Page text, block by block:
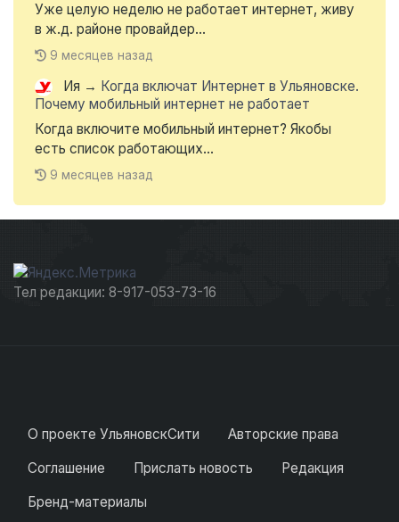
Уже целую неделю не работает интернет, живу
в ж.д. районе провайдер...
9 месяцев назад
Ия → Когда включат Интернет в Ульяновске.
Почему мобильный интернет не работает
Когда включите мобильный интернет? Якобы
есть список работающих...
9 месяцев назад
Тел редакции: 8-917-053-73-16
О проекте УльяновскСити
Авторские права
Соглашение
Прислать новость
Редакция
Бренд-материалы